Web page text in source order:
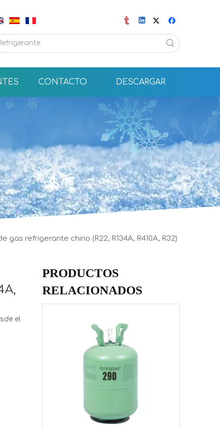
CONTACTO DESCARGAR
gas refrigerante chino (R22, R134A, R410A, R32)
el
PRODUCTOS
RELACIONADOS
Frioflor Company produce y exporta refrigerante R410A desde 2004